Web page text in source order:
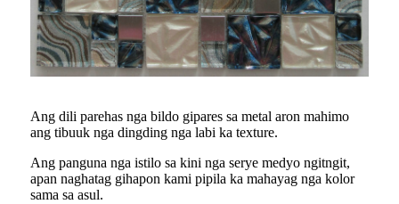
Ang dili parehas nga bildo gipares sa metal aron mahimo
ang tibuuk nga dingding nga labi ka texture.
Ang panguna nga istilo sa kini nga serye medyo ngitngit,
apan naghatag gihapon kami pipila ka mahayag nga kolor
sama sa asul.